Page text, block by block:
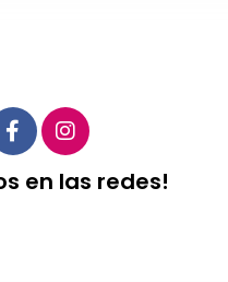
en las redes!